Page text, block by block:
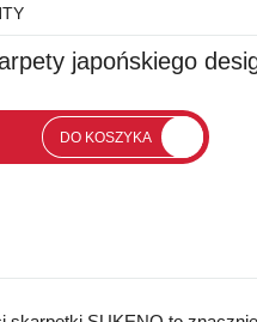
Green
japońskiego
DO KOSZYKA